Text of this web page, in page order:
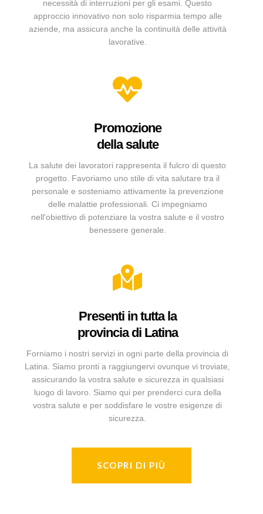
necessità di interruzioni per gli esami. Questo
approccio innovativo non solo risparmia tempo alle
aziende, ma assicura anche la continuità delle attività
lavorative.
Promozione
della salute
La salute dei lavoratori rappresenta il fulcro di questo
progetto. Favoriamo uno stile di vita salutare tra il
personale e sosteniamo attivamente la prevenzione
delle malattie professionali. Ci impegniamo
nell'obiettivo di potenziare la vostra salute e il vostro
benessere generale.
Presenti in tutta la
provincia di Latina
Forniamo i nostri servizi in ogni parte della provincia di
Latina. Siamo pronti a raggiungervi ovunque vi troviate,
assicurando la vostra salute e sicurezza in qualsiasi
luogo di lavoro. Siamo qui per prenderci cura della
vostra salute e per soddisfare le vostre esigenze di
sicurezza.
SCOPRI DI PIÙ